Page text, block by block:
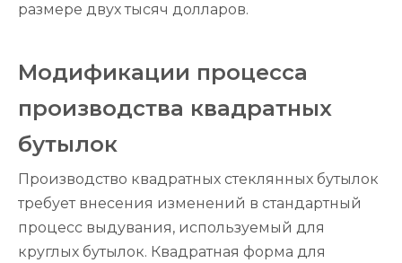
размере двух тысяч долларов.
Модификации процесса
производства квадратных
бутылок
Производство квадратных стеклянных бутылок
требует внесения изменений в стандартный
процесс выдувания, используемый для
круглых бутылок. Квадратная форма для